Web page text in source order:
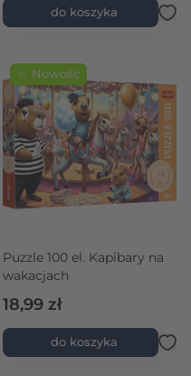
do koszyka
☆ Nowość
Puzzle 100 el. Kapibary na
wakacjach
18,99 zł
do koszyka